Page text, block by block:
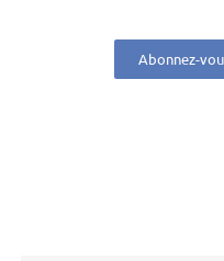
Abonnez-